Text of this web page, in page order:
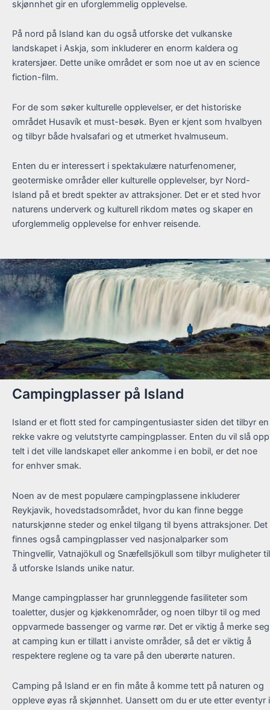
skjønnhet gir en uforglemmelig opplevelse.
På nord på Island kan du også utforske det vulkanske
landskapet i Askja, som inkluderer en enorm kaldera og
kratersjøer. Dette unike området er som noe ut av en science
fiction-film.
For de som søker kulturelle opplevelser, er det historiske
området Husavík et must-besøk. Byen er kjent som hvalbyen
og tilbyr både hvalsafari og et utmerket hvalmuseum.
Enten du er interessert i spektakulære naturfenomener,
geotermiske områder eller kulturelle opplevelser, byr Nord-
Island på et bredt spekter av attraksjoner. Det er et sted hvor
naturens underverk og kulturell rikdom møtes og skaper en
uforglemmelig opplevelse for enhver reisende.
Campingplasser på Island
Island er et flott sted for campingentusiaster siden det tilbyr en
rekke vakre og velutstyrte campingplasser. Enten du vil slå opp
telt i det ville landskapet eller ankomme i en bobil, er det noe
for enhver smak.
Noen av de mest populære campingplassene inkluderer
Reykjavik, hovedstadsområdet, hvor du kan finne begge
naturskjønne steder og enkel tilgang til byens attraksjoner. Det
finnes også campingplasser ved nasjonalparker som
Thingvellir, Vatnajökull og Snæfellsjökull som tilbyr muligheter til
å utforske Islands unike natur.
Mange campingplasser har grunnleggende fasiliteter som
toaletter, dusjer og kjøkkenområder, og noen tilbyr til og med
oppvarmede bassenger og varme rør. Det er viktig å merke seg
at camping kun er tillatt i anviste områder, så det er viktig å
respektere reglene og ta vare på den uberørte naturen.
Camping på Island er en fin måte å komme tett på naturen og
oppleve øyas rå skjønnhet. Uansett om du er ute etter eventyr i